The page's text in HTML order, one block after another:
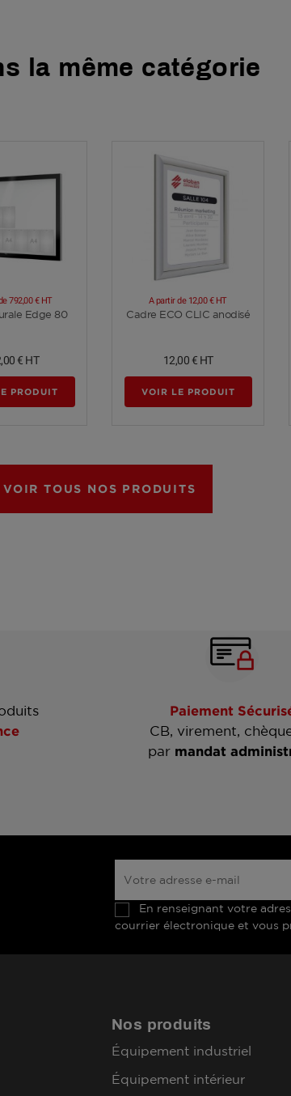
la même catégorie
plus
Edge 80
792,00 € HT
€ HT
PRODUIT
Voir plus
Cadre ECO CLIC anodisé
A partir de 12,00 € HT
12,00 € HT
VOIR LE PRODUIT
VOIR TOUS NOS PRODUITS
Paiement
CB, virement,
par mandat
En renseignant votre
courrier électronique et vous
Nos produits
Équipement industriel
Équipement intérieur